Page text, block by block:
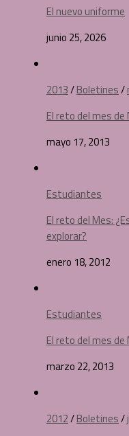
El nuevo uniforme
junio 25, 2026
2013/Boletines/
El reto del mes de
mayo 17, 2013
Estudiantes
El reto del Mes:
explorar?
enero 18, 2012
Estudiantes
El reto del mes de
marzo 22, 2013
2012/Boletines/